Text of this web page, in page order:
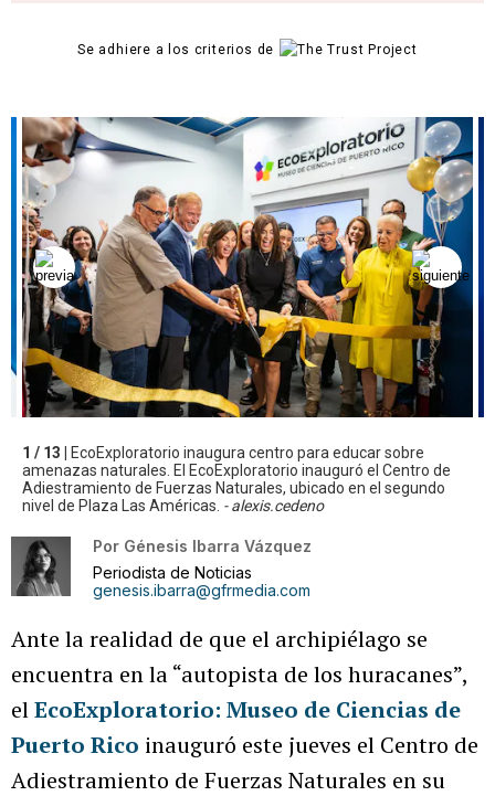
Se adhiere a los criterios de
1 / 13 |
EcoExploratorio inaugura centro para educar sobre
amenazas naturales. El EcoExploratorio inauguró el Centro de
Adiestramiento de Fuerzas Naturales, ubicado en el segundo
nivel de Plaza Las Américas. - alexis.cedeno
Por Génesis Ibarra Vázquez
Periodista de Noticias
genesis.ibarra@gfrmedia.com
Ante la realidad de que el archipiélago se
encuentra en la “autopista de los huracanes”,
elEcoExploratorio: Museo de Ciencias de
Puerto Rico inauguró este jueves el Centro de
Adiestramiento de Fuerzas Naturales en su